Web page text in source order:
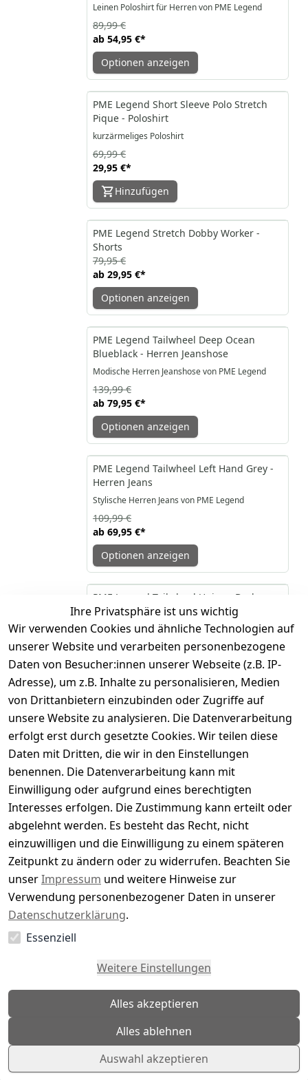
Leinen Poloshirt für Herren von PME Legend
ab 54,95 €*
89,99 €
Optionen anzeigen
-57%
PME Legend Short Sleeve Polo Stretch
Pique - Poloshirt
kurzärmeliges Poloshirt
29,95 €*
69,99 €
Hinzufügen
-63%
PME Legend Stretch Dobby Worker -
Shorts
ab 29,95 €*
79,95 €
Optionen anzeigen
-43%
PME Legend Tailwheel Deep Ocean
Blueblack - Herren Jeanshose
Modische Herren Jeanshose von PME Legend
ab 79,95 €*
139,99 €
Optionen anzeigen
-36%
PME Legend Tailwheel Left Hand Grey -
Herren Jeans
Stylische Herren Jeans von PME Legend
ab 69,95 €*
109,99 €
Optionen anzeigen
-36%
PME Legend Tailwheel Unique Dark
Shade - Herren Jeanshose
Modische Herren Jeanshose von PME Legend
89,95 €*
139,99 €
Hinzufügen
PME Legend YETCRAFT Melange Twill -
Herren Steppjacke
Wärmende Herren Steppjacke von PME Legend
219,95 €*
229,99 €
Hinzufügen
-36%
PME Legend Zip jacket Buckley - Herren
Jacke
Herren Jacke von PME Legend
ab 69,95 €
109,99 €
*inkl. ges. MwStzzgl.Versandkosten
1
Ihre Privatsphäre ist uns wichtig
Wir verwenden Cookies und ähnliche Technologien auf
unserer Website und verarbeiten personenbezogene
Daten von Besucher:innen unserer Webseite (z.B. IP-
Adresse), um z.B. Inhalte zu personalisieren, Medien
von Drittanbietern einzubinden oder Zugriffe auf
unsere Website zu analysieren. Die Datenverarbeitung
erfolgt erst durch gesetzte Cookies. Wir teilen diese
Daten mit Dritten, die wir in den Einstellungen
benennen. Die Datenverarbeitung kann mit
Einwilligung oder aufgrund eines berechtigten
Interesses erfolgen. Die Zustimmung kann erteilt oder
abgelehnt werden. Es besteht das Recht, nicht
einzuwilligen und die Einwilligung zu einem späteren
Zeitpunkt zu ändern oder zu widerrufen. Beachten Sie
unserImpressum und weitere Hinweise zur
Verwendung personenbezogener Daten in unserer
Datenschutzerklärung.
Essenziell
Weitere Einstellungen
Alles akzeptieren
Alles ablehnen
Auswahl akzeptieren